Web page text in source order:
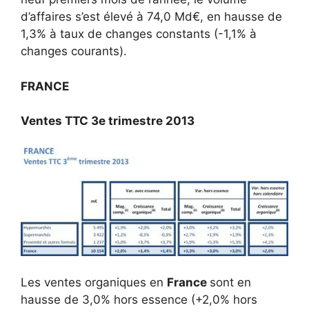
d’affaires s’est élevé à 74,0 Md€, en hausse de
1,3% à taux de changes constants (-1,1% à
changes courants).
FRANCE
Ventes TTC 3e trimestre 2013
Les ventes organiques en France sont en
hausse de 3,0% hors essence (+2,0% hors